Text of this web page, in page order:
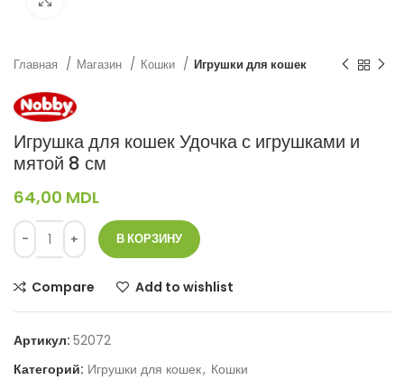
Главная Магазин Кошки Игрушки для кошек
Игрушка для кошек Удочка с игрушками и
мятой 8 см
64,00 MDL
В КОРЗИНУ
Compare Add to wishlist
Артикул: 52072
Категорий: Игрушки для кошек, Кошки